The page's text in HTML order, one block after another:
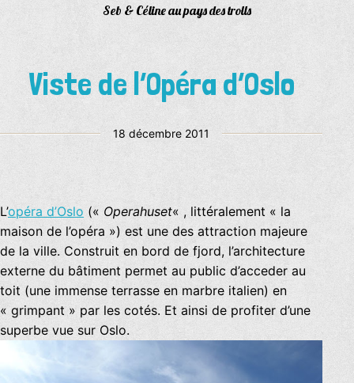
Seb & Céline au pays des trolls
Viste de l’Opéra d’Oslo
Publié
18 décembre 2011
L’opéra d’Oslo (« Operahuset« , littéralement « la
maison de l’opéra ») est une des attraction majeure
de la ville. Construit en bord de fjord, l’architecture
externe du bâtiment permet au public d’acceder au
toit (une immense terrasse en marbre italien) en
« grimpant » par les cotés. Et ainsi de profiter d’une
superbe vue sur Oslo.